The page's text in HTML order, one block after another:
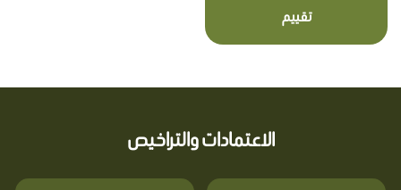
تقييم
الاعتمادات والتراخيص